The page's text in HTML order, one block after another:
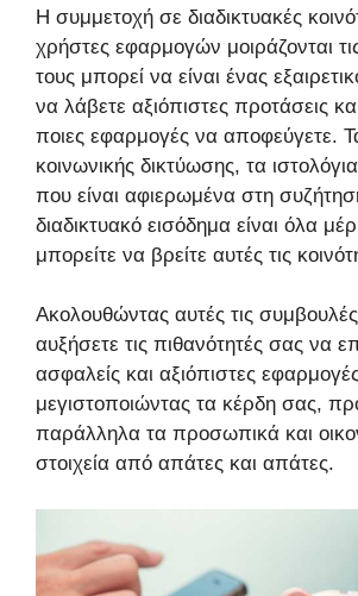
Η συμμετοχή σε διαδικτυακές
χρήστες εφαρμογών μοιράζονται
τους μπορεί να είναι ένας
να λάβετε αξιόπιστες προτάσεις
ποιες εφαρμογές να αποφεύγετε.
κοινωνικής δικτύωσης, τα
που είναι αφιερωμένα στη
διαδικτυακό εισόδημα είναι όλα
μπορείτε να βρείτε αυτές τις
Ακολουθώντας αυτές τις
αυξήσετε τις πιθανότητές σας να
ασφαλείς και αξιόπιστες
μεγιστοποιώντας τα κέρδη σας,
παράλληλα τα προσωπικά και
στοιχεία από απάτες και απάτες.